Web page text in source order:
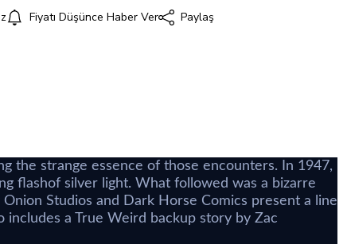
Fiyatı Düşünce Haber Ver Paylaş
the strange essence of those encounters. In 1947,
flashof silver light. What followed was a bizarre
Studios and Dark Horse Comics present a line
a True Weird backup story by Zac